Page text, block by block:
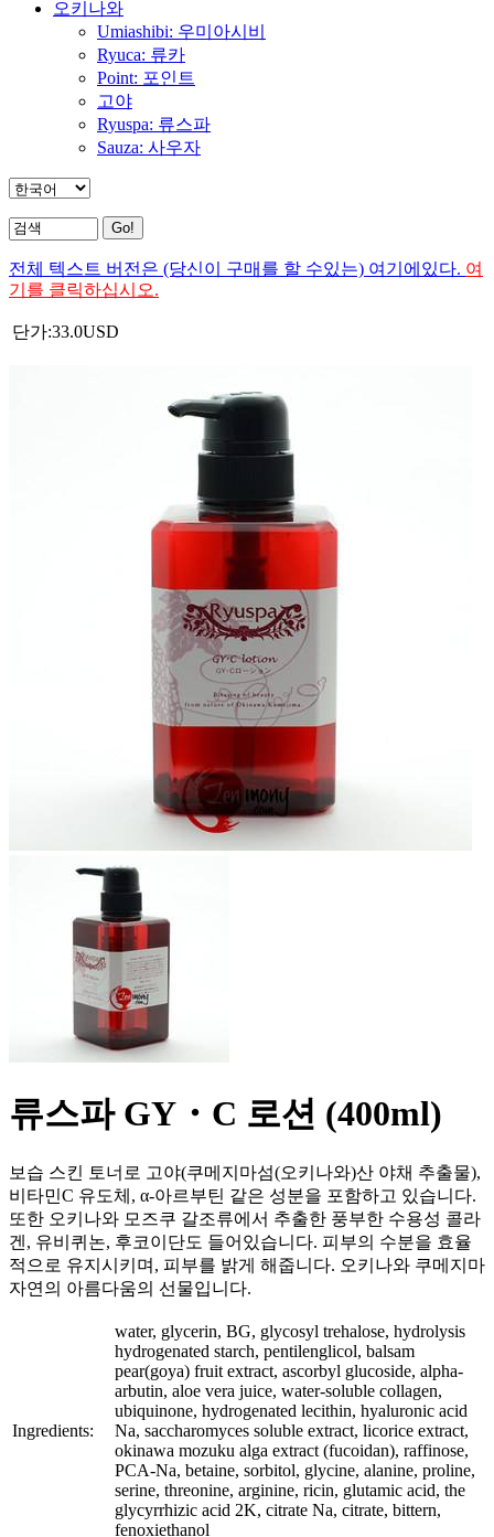
오키나와
Umiashibi: 우미아시비
Ryuca: 류카
Point: 포인트
고야
Ryuspa: 류스파
Sauza: 사우자
전체 텍스트 버전은 (당신이 구매를 할 수있는) 여기에있다. 여
기를 클릭하십시오.
단가:33.0USD
류스파 GY・C 로션 (400ml)
보습 스킨 토너로 고야(쿠메지마섬(오키나와)산 야채 추출물),
비타민C 유도체, α-아르부틴 같은 성분을 포함하고 있습니다.
또한 오키나와 모즈쿠 갈조류에서 추출한 풍부한 수용성 콜라
겐, 유비퀴논, 후코이단도 들어있습니다. 피부의 수분을 효율
적으로 유지시키며, 피부를 밝게 해줍니다. 오키나와 쿠메지마
자연의 아름다움의 선물입니다.
Ingredients:
water, glycerin, BG, glycosyl trehalose, hydrolysis
hydrogenated starch, pentilenglicol, balsam
pear(goya) fruit extract, ascorbyl glucoside, alpha-
arbutin, aloe vera juice, water-soluble collagen,
ubiquinone, hydrogenated lecithin, hyaluronic acid
Na, saccharomyces soluble extract, licorice extract,
okinawa mozuku alga extract (fucoidan), raffinose,
PCA-Na, betaine, sorbitol, glycine, alanine, proline,
serine, threonine, arginine, ricin, glutamic acid, the
glycyrrhizic acid 2K, citrate Na, citrate, bittern,
fenoxiethanol